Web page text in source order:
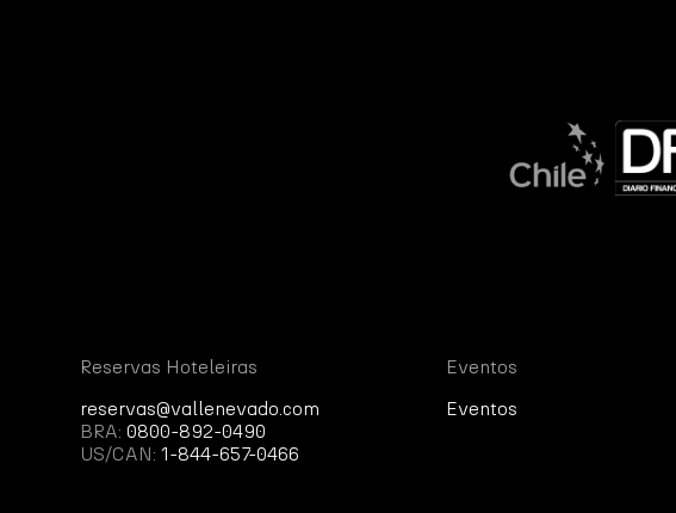
Reservas Hoteleiras
reservas@vallenevado.com
BRA:0800-892-0490
US/CAN:1-844-657-0466
Eventos
Eventos